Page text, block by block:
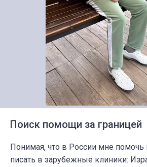
Поиск помощи за границей
Понимая, что в России мне помочь
писать в зарубежные клиники: